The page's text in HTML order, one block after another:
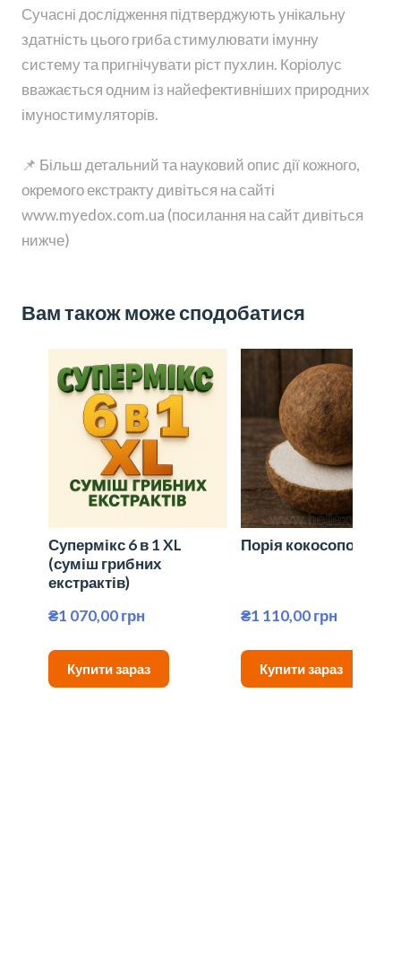
Сучасні дослідження підтверджують унікальну
здатність цього гриба стимулювати імунну
систему та пригнічувати ріст пухлин. Коріолус
вважається одним із найефективніших природних
імуностимуляторів.
📌 Більш детальний та науковий опис дії кожного,
окремого екстракту дивіться на сайті
www.myedox.com.ua (посилання на сайт дивіться
нижче)
Вам також може сподобатися
Супермікс 6 в 1 XL
(суміш грибних
екстрактів)
₴1 070,00 грн
Купити зараз
Порія кокосоподібна
₴1 110,00 грн
Купити зараз